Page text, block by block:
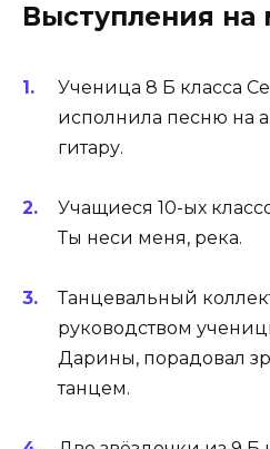
Выступления на
Ученица 8 Б класса
исполнила песню на
гитару.
Учащиеся 10-ых
Ты неси меня, река.
Танцевальный
руководством
Дарины, порадовал
танцем.